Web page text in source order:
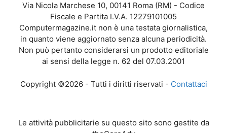
Via Nicola Marchese 10, 00141 Roma (RM) - Codice
Fiscale e Partita I.V.A. 12279101005
Computermagazine.it non è una testata giornalistica,
in quanto viene aggiornato senza alcuna periodicità.
Non può pertanto considerarsi un prodotto editoriale
ai sensi della legge n. 62 del 07.03.2001
Copyright ©2026 - Tutti i diritti riservati - Contattaci
Le attività pubblicitarie su questo sito sono gestite da